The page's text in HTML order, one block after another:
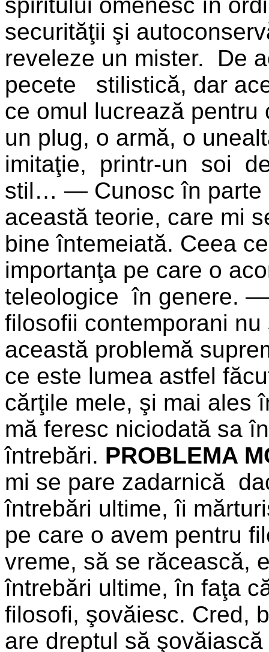
securităţii şi
reveleze un mister. De
pecete stilistică, dar
ce omul lucrează
un plug, o armă, o
imitaţie, printr-un soi
stil… — Cunosc în parte
această teorie, care mi
bine întemeiată. Ceea
importanţa pe care o
teleologice în genere.
filosofii contemporani
această problemă
ce este lumea astfel
cărţile mele, şi mai ales
mă feresc niciodată sa
întrebări. PROBLEMA
mi se pare zadarnică
întrebări ultime, îi
pe care o avem pentru
vreme, să se răcească,
întrebări ultime, în faţa
filosofi, şovăiesc. Cred,
are dreptul să